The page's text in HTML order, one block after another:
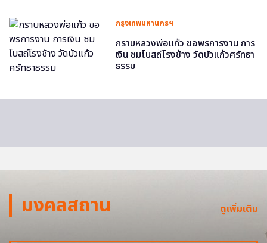
กรุงเทพมหานครฯ
กราบหลวงพ่อแก้ว ขอพรการงาน การ
เงิน ชมโบสถ์โรงช้าง วัดบัวแก้วศรัทธา
ธรรม
มงคลสถาน ดูเพิ่มเติม